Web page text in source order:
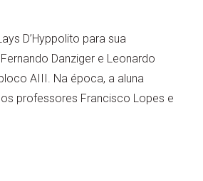
D’Hyppolito para sua
Danziger e Leonardo
AIII. Na época, a aluna
professores Francisco Lopes e